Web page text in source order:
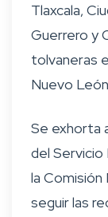
Tlaxcala,
Guerrero y
tolvaneras
Nuevo
Se exhorta
del
la Comisión
seguir las